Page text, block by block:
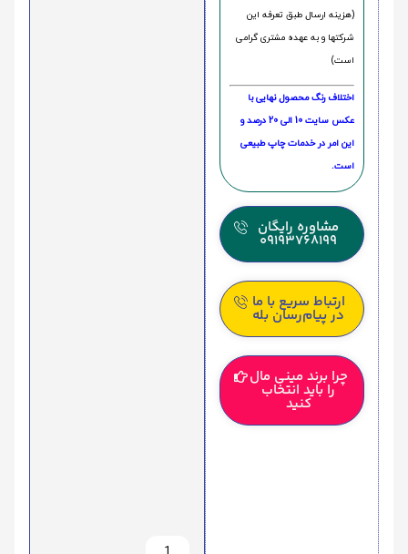
(هزینه ارسال طبق تعرفه این
شرکتها و به عهده مشتری گرامی
است)
اختلاف رنگ محصول نهایی با
عکس سایت 10 الی 20 درصد و
این امر در خدمات چاپ طبیعی
است.
مشاوره رایگان
09193768199
ارتباط سریع با ما
در پیام‌رسان بله
چرا برند مینی مال
را باید انتخاب
کنید